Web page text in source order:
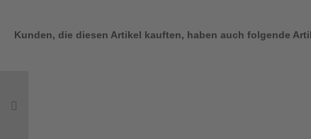
Kunden, die diesen Artikel kauften, haben auch folgende